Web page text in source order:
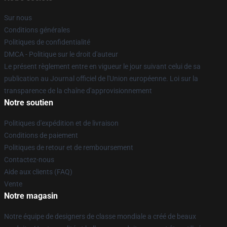
Sur nous
Conditions générales
Politiques de confidentialité
DMCA - Politique sur le droit d'auteur
Le présent règlement entre en vigueur le jour suivant celui de sa
publication au Journal officiel de l'Union européenne. Loi sur la
transparence de la chaîne d'approvisionnement
Notre soutien
Politiques d'expédition et de livraison
Conditions de paiement
Politiques de retour et de remboursement
Contactez-nous
Aide aux clients (FAQ)
Vente
Notre magasin
Notre équipe de designers de classe mondiale a créé de beaux